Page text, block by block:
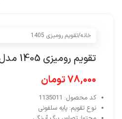
خانه/تقویم رومیزی 1405
تقویم رومیزی 1405 مدل برگ
78,000تومان
کد محصول: 1135011
نوع تقویم: پایه سلفونی